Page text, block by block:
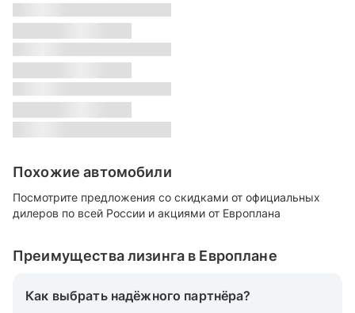
Похожие автомобили
Посмотрите предложения со скидками от официальных
дилеров по всей России и акциями от Европлана
Преимущества лизинга в Европлане
Как выбрать надёжного партнёра?